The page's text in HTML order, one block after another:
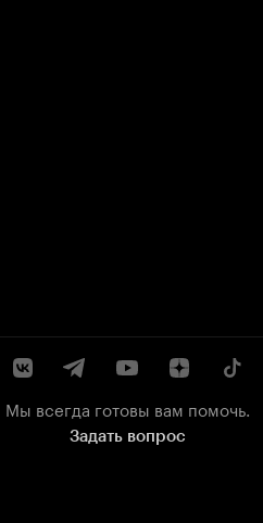
Мы всегда готовы вам помочь.
Задать вопрос